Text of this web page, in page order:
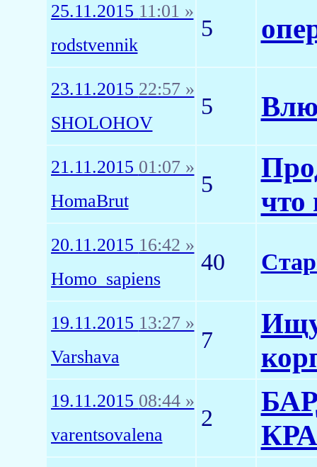
25.11.2015 11:01 »
rodstvennik
5
23.11.2015 22:57 »
SHOLOHOV
5
21.11.2015 01:07 »
HomaBrut
5
что
20.11.2015 16:42 »
Homo_sapiens
40
19.11.2015 13:27 »
Varshava
7
19.11.2015 08:44 »
varentsovalena
2